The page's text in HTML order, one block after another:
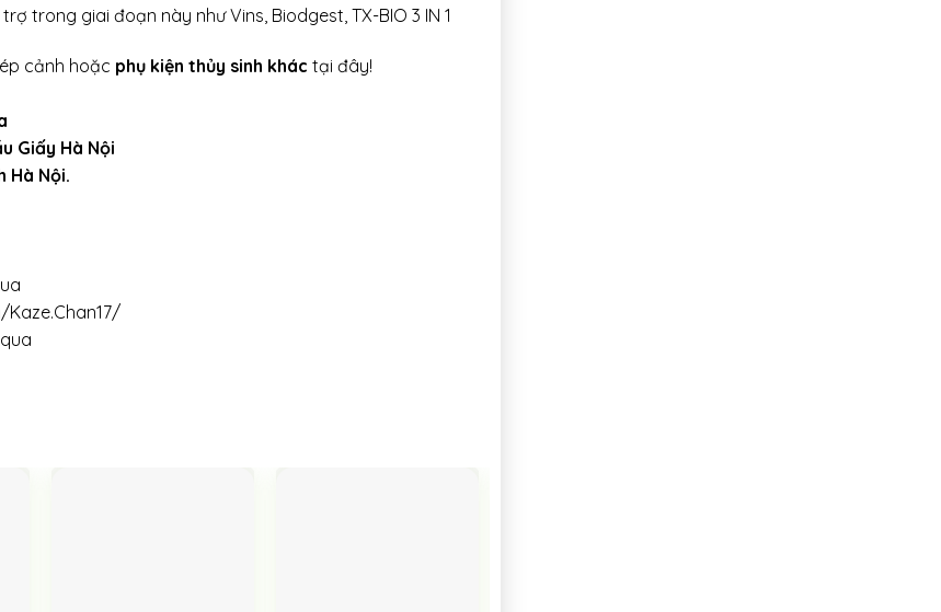
trong giai đoạn này như Vins, Biodgest, TX-BIO 3 IN 1
cảnh hoặc phụ kiện thủy sinh khác tại đây!
Giấy Hà Nội
Hà Nội.